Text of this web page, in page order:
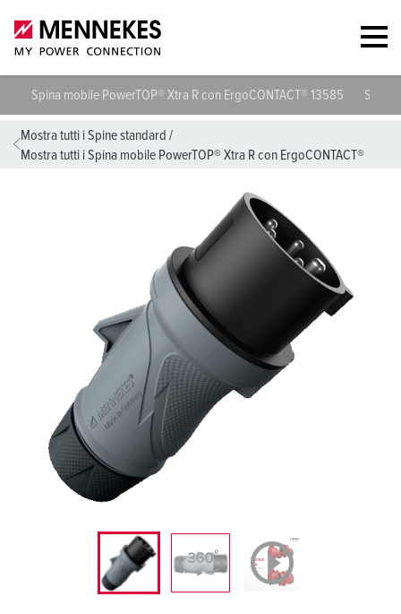
Spina mobile PowerTOP® Xtra R con ErgoCONTACT® 13585
Mostra tutti i Spine standard /
Mostra tutti i Spina mobile PowerTOP® Xtra R con ErgoCONTACT®